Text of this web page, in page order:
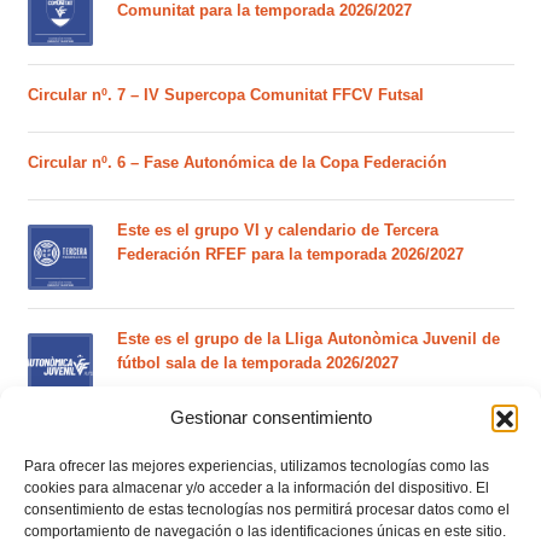
Gestionar consentimiento
Para ofrecer las mejores experiencias, utilizamos tecnologías como las
cookies para almacenar y/o acceder a la información del dispositivo. El
consentimiento de estas tecnologías nos permitirá procesar datos como el
comportamiento de navegación o las identificaciones únicas en este sitio.
Comunitat para la temporada 2026/2027
Circular nº. 7 – IV Supercopa Comunitat FFCV Futsal
Circular nº. 6 – Fase Autonómica de la Copa Federación
Este es el grupo VI y calendario de Tercera
Federación RFEF para la temporada 2026/2027
Este es el grupo de la Lliga Autonòmica Juvenil de
fútbol sala de la temporada 2026/2027
RFEF para la temporada 2026/27 se sorteará el
martes 4 de agosto